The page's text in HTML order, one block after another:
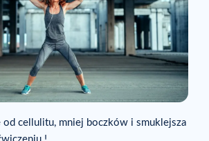
od cellulitu, mniej boczków i smuklejsza